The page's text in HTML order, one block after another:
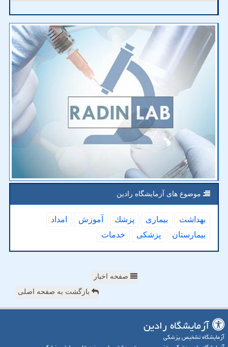
موضوع های آزمایشگاه رادین
بهداشت بیماری پزشك آموزش
امداد
بیمارستان
پزشكی خدمات
صفحه اخبار
بازگشت به صفحه اصلی
آزمایشگاه رادین
آزمایشگاه تشخیص پزشکی